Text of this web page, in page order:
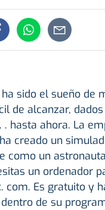
sido el sueño de
de alcanzar,
. hasta ahora. La
creado un
como un
un ordenador
com. Es gratuito y
de su